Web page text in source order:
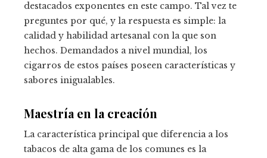
destacados exponentes en este campo. Tal vez te
preguntes por qué, y la respuesta es simple: la
calidad y habilidad artesanal con la que son
hechos. Demandados a nivel mundial, los
cigarros de estos países poseen características y
sabores inigualables.
Maestría en la creación
La característica principal que diferencia a los
tabacos de alta gama de los comunes es la